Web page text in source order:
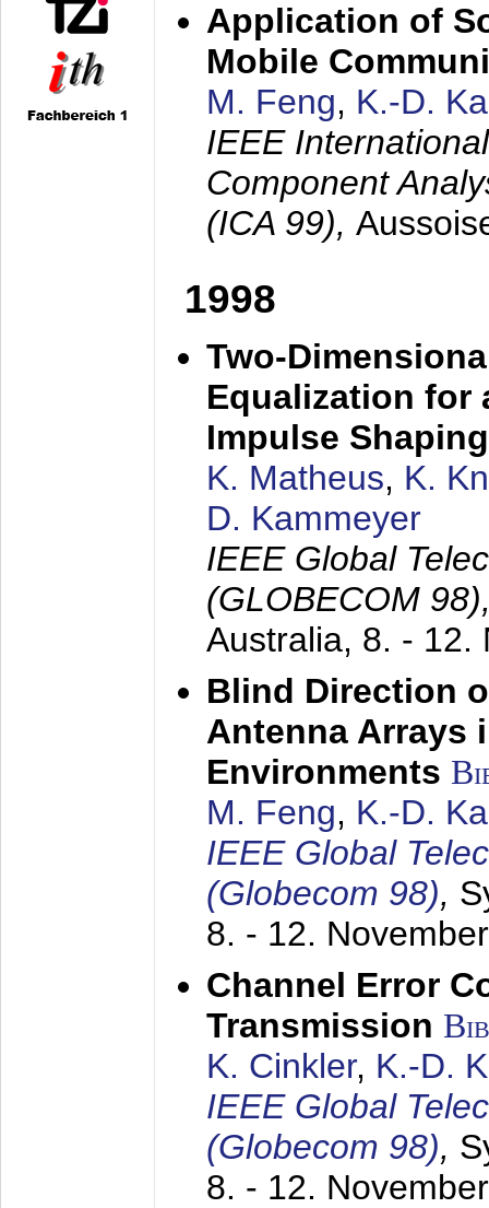
Application of
Mobile
M. Feng, K.-D.
IEEE
Component
(ICA 99),
1998
Two-
Equalization for
Impulse
K. Matheus, K.
D. Kammeyer
IEEE Global
(GLOBECOM
Australia, 8. - 12.
Blind Direction
Antenna Arrays
Environments
M. Feng, K.-D.
IEEE Global
(Globecom 98),
8. - 12.
Channel Error
Transmission
K. Cinkler, K.-D.
IEEE Global
(Globecom 98),
8. - 12.